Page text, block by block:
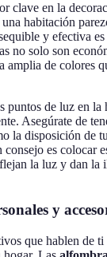
clave en la
habitación
y efectiva
no solo son
amplia de colores
puntos de luz en la
Asegúrate de
la disposición de
es colocar
la luz y dan la
y
que hablen de ti